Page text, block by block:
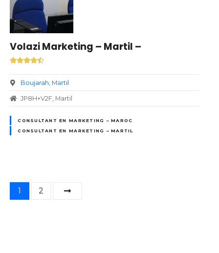
Volazi Marketing – Martil –
Boujarah Martil
JP8H+V2F, Martil
CONSULTANT EN MARKETING – MAROC
CONSULTANT EN MARKETING – MARTIL
N
1 2